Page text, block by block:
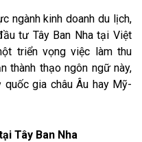
ngành kinh doanh du lịch,
tư Tây Ban Nha tại Việt
triển vọng việc làm thu
thành thạo ngôn ngữ này,
gia châu Âu hay Mỹ-
Tây Ban Nha